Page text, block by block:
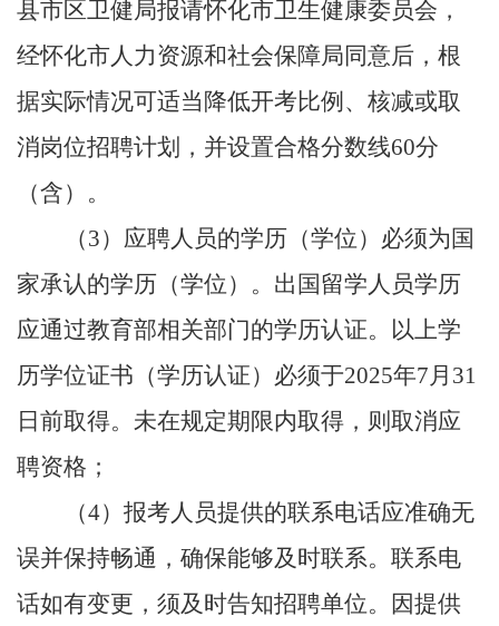
县市区卫健局报请怀化市卫生健康委员会，
经怀化市人力资源和社会保障局同意后，根
据实际情况可适当降低开考比例、核减或取
消岗位招聘计划，并设置合格分数线60分
（含）。
（3）应聘人员的学历（学位）必须为国
家承认的学历（学位）。出国留学人员学历
应通过教育部相关部门的学历认证。以上学
历学位证书（学历认证）必须于2025年7月31
日前取得。未在规定期限内取得，则取消应
聘资格；
（4）报考人员提供的联系电话应准确无
误并保持畅通，确保能够及时联系。联系电
话如有变更，须及时告知招聘单位。因提供